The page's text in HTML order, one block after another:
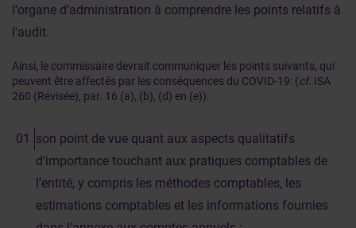
l'organe d’administration à comprendre les points relatifs à
l'audit.
Ainsi, le commissaire devrait communiquer les points suivants, qui
peuvent être affectés par les conséquences du COVID-19: (cf. ISA
260 (Révisée), par. 16 (a), (b), (d) en (e)):
son point de vue quant aux aspects qualitatifs
d'importance touchant aux pratiques comptables de
l'entité, y compris les méthodes comptables, les
estimations comptables et les informations fournies